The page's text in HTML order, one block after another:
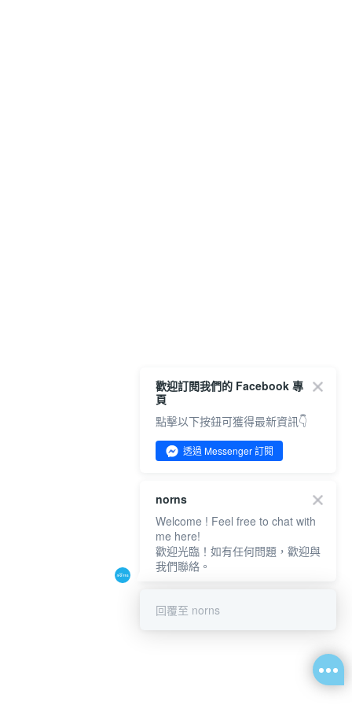
歡迎訂閱我們的 Facebook 專
頁
點擊以下按鈕可獲得最新資訊👇
透過 Messenger 訂閱
norns
Welcome ! Feel free to chat with
me here!
歡迎光臨！如有任何問題，歡迎與
我們聯絡。
回覆至 norns